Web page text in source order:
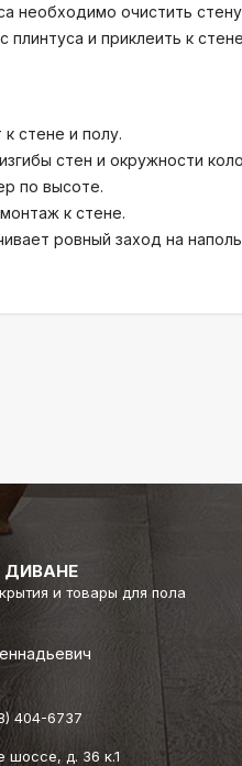
необходимо очистить
плинтуса и приклеить к
стене и полу.
стен и окружности
по высоте.
к стене.
ровный заход на
ДИВАНЕ
и товары для пола
404-6737
шоссе, д. 36 к.1